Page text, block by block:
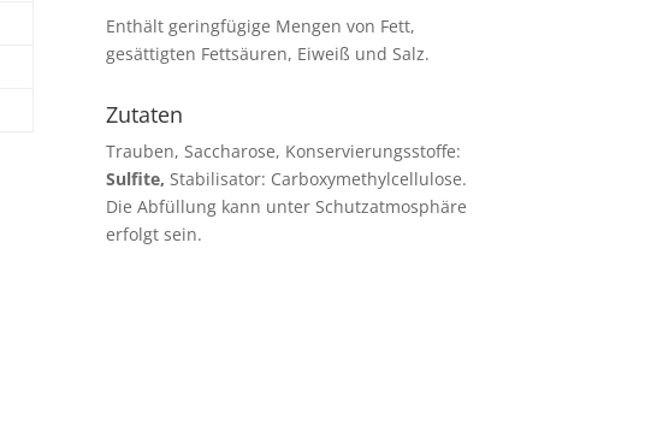
Enthält geringfügige Mengen von Fett,
gesättigten Fettsäuren, Eiweiß und Salz.
Zutaten
Trauben, Saccharose, Konservierungsstoffe:
Sulfite, Stabilisator: Carboxymethylcellulose.
Die Abfüllung kann unter Schutzatmosphäre
erfolgt sein.